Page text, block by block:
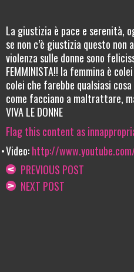
La giustizia è pace e serenità,
se non c’è giustizia questo non
violenza sulle donne sono
FEMMINISTA!! la femmina è
colei che farebbe qualsiasi
come facciano a maltrattare,
VIVA LE DONNE
Flag this content as
Video:http://
PREVIOUS POST
NEXT POST